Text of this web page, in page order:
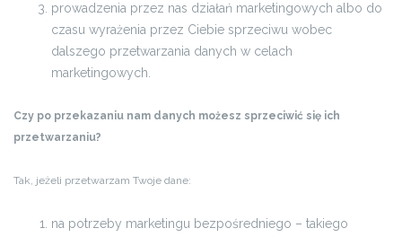
prowadzenia przez nas działań marketingowych albo do
czasu wyrażenia przez Ciebie sprzeciwu wobec
dalszego przetwarzania danych w celach
marketingowych.
Czy po przekazaniu nam danych możesz sprzeciwić się ich
przetwarzaniu?
Tak, jeżeli przetwarzam Twoje dane:
na potrzeby marketingu bezpośredniego – takiego